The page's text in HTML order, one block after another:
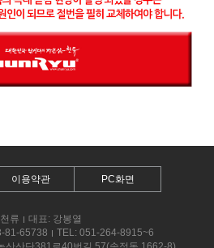
이용약관 PC화면
류
대표: 강봉열
81-65738
TEL: 051-264-8915~6